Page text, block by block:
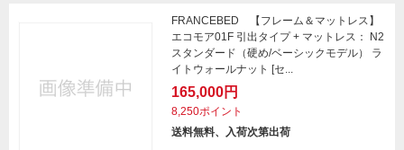
FRANCEBED 【フレーム＆マットレス】
エコモア01F 引出タイプ + マットレス： N2
スタンダード（硬め/ベーシックモデル） ラ
イトウォールナット [セ...
165,000円
8,250ポイント
送料無料、入荷次第出荷